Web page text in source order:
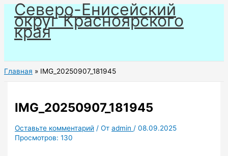
Перейти
содержимому
Северо-Енисейский
округ Красноярского
края
Главная IMG_20250907_181945
IMG_20250907_181945
Оставьте комментарий / Отadmin /08.09.2025
Просмотров: 130